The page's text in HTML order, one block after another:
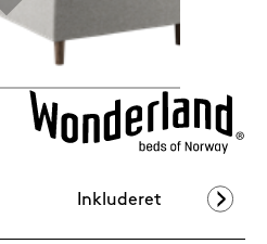
Inkluderet